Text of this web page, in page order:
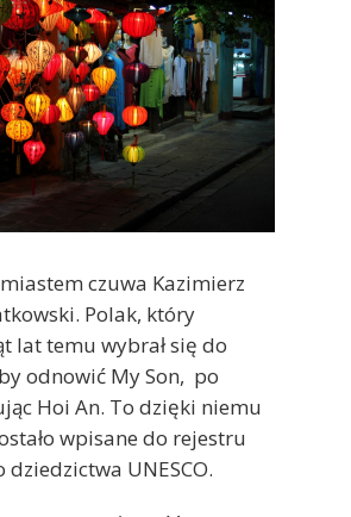
czuwa Kazimierz
Polak, który
lat temu wybrał się do
odnowić My Son, po
Hoi An. To dzięki niemu
wpisane do rejestru
dziedzictwa UNESCO.